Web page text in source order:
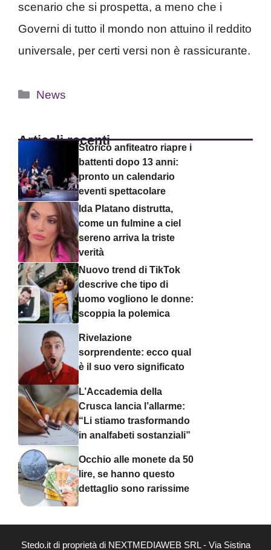
scenario che si prospetta, a meno che i
Governi di tutto il mondo non attuino il reddito
universale, per certi versi non è rassicurante.
Categorie
News
Articoli recentiStorico anfiteatro riapre i
battenti dopo 13 anni:
pronto un calendario
eventi spettacolare
Ida Platano distrutta,
come un fulmine a ciel
sereno arriva la triste
verità
Nuovo trend di TikTok
descrive che tipo di
uomo vogliono le donne:
scoppia la polemica
Rivelazione
sorprendente: ecco qual
è il suo vero significato
L’Accademia della
Crusca lancia l’allarme:
“Li stiamo trasformando
in analfabeti sostanziali”
Occhio alle monete da 50
lire, se hanno questo
dettaglio sono rarissime
Stedo.it di proprietà di NEXTMEDIAWEB SRL - Via Sistina